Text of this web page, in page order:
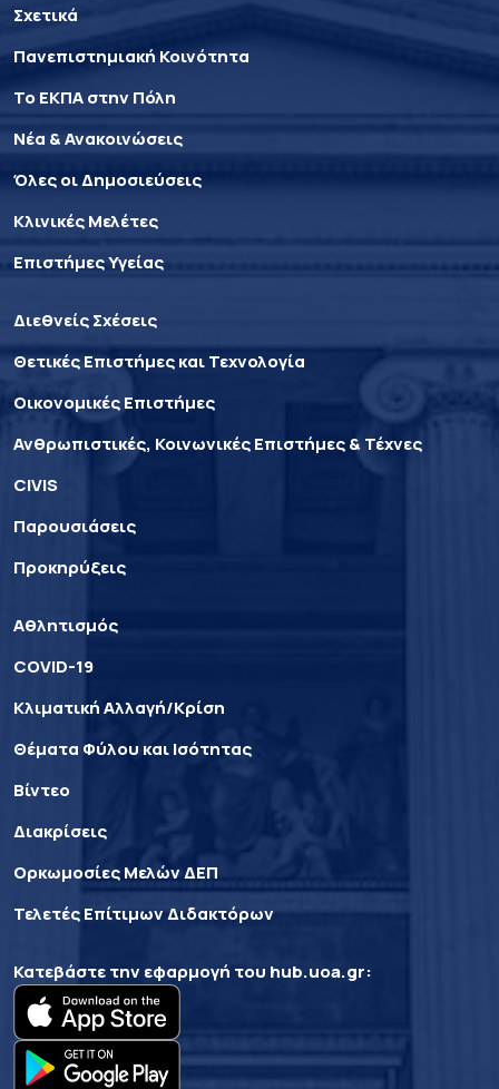
Σχετικά
Πανεπιστημιακή Κοινότητα
Το ΕΚΠΑ στην Πόλη
Νέα & Ανακοινώσεις
Όλες οι Δημοσιεύσεις
Κλινικές Μελέτες
Επιστήμες Υγείας
Διεθνείς Σχέσεις
Θετικές Επιστήμες και Τεχνολογία
Οικονομικές Επιστήμες
Ανθρωπιστικές, Κοινωνικές Επιστήμες & Τέχνες
CIVIS
Παρουσιάσεις
Προκηρύξεις
Αθλητισμός
COVID-19
Κλιματική Αλλαγή/Κρίση
Θέματα Φύλου και Ισότητας
Βίντεο
Διακρίσεις
Ορκωμοσίες Μελών ΔΕΠ
Τελετές Επίτιμων Διδακτόρων
Κατεβάστε την εφαρμογή του hub.uoa.gr: